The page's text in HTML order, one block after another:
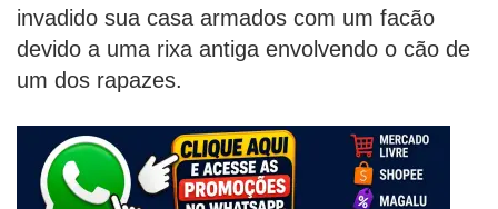
invadido sua casa armados com um facão
devido a uma rixa antiga envolvendo o cão de
um dos rapazes.